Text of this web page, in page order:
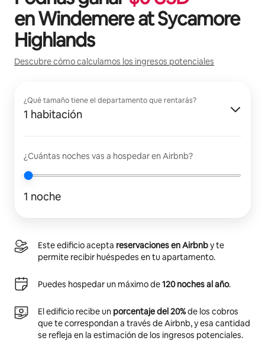
enWindemere at Sycamore
Highlands
Descubre cómo calculamos los ingresos potenciales
¿Qué tamaño tiene el departamento que rentarás?
1 habitación
¿Cuántas noches vas a hospedar en Airbnb?
1 noche
Este edificio acepta reservaciones en Airbnby te
permite recibir huéspedes en tu apartamento.
Puedes hospedar un máximo de120 noches al año.
El edificio recibe un porcentaje del 20%de los cobros
que te correspondan a través de Airbnb, y esa cantidad
se refleja en la estimación de los ingresos potenciales.